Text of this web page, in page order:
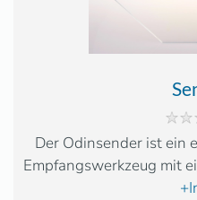
Der Odinsender ist ein
Empfangswerkzeug mit